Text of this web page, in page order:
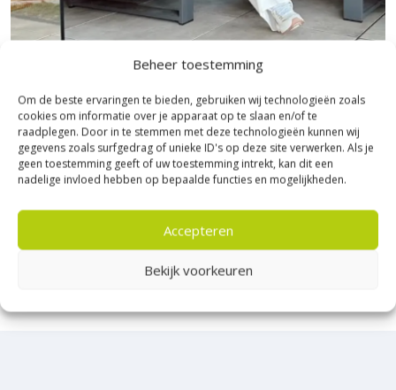
Beheer toestemming
Om de beste ervaringen te bieden, gebruiken wij technologieën zoals
cookies om informatie over je apparaat op te slaan en/of te
raadplegen. Door in te stemmen met deze technologieën kunnen wij
gegevens zoals surfgedrag of unieke ID's op deze site verwerken. Als je
geen toestemming geeft of uw toestemming intrekt, kan dit een
nadelige invloed hebben op bepaalde functies en mogelijkheden.
Accepteren
Bekijk voorkeuren
Na3 uuris het oppervlakbegaanbaar, maar het wordt
aanbevolen om
24-48 uurgeen extra werk over het
voegoppervlak uit te voeren.
Duurzaamheid en milieu
Emicode EC 1PLUS: Zeer emissie-arm, geschikt voor een
hygiënisch werkklimaat.
GISCODE ZP1: Chromaatarm, waardoor het veilig is in
gebruik.
manier bewaard in een droge, koele ruimte.
visueel aantrekkelijke voegoplossing die snel verhard.
Bezoek Experience Centre XXL
Heerde!
Bijna het gehele Kijlstra assortiment vind je in het
prachtige Heerde.
★ 2.500m² Experience Centre XXL in Heerde!